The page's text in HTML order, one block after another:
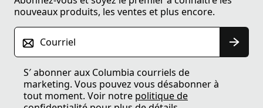
nouveaux produits, les ventes et plus encore.
Courriel
S′ abonner aux Columbia courriels de
marketing. Vous pouvez vous désabonner à
tout moment. Voir notre politique de